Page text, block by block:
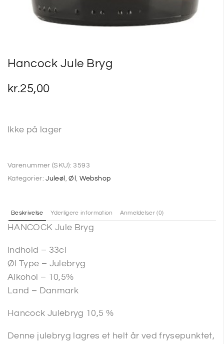
Hancock Jule Bryg
kr.25,00
Ikke på lager
Varenummer (SKU): 3593
Kategorier:Juleøl ,Øl , Webshop
Beskrivelse Yderligere information Anmeldelser (0)
HANCOCK Jule Bryg
Indhold – 33cl
Øl Type – Julebryg
Alkohol – 10,5%
Land – Danmark
Hancock Julebryg 10,5 %
Denne julebryg lagres et helt år ved frysepunktet,